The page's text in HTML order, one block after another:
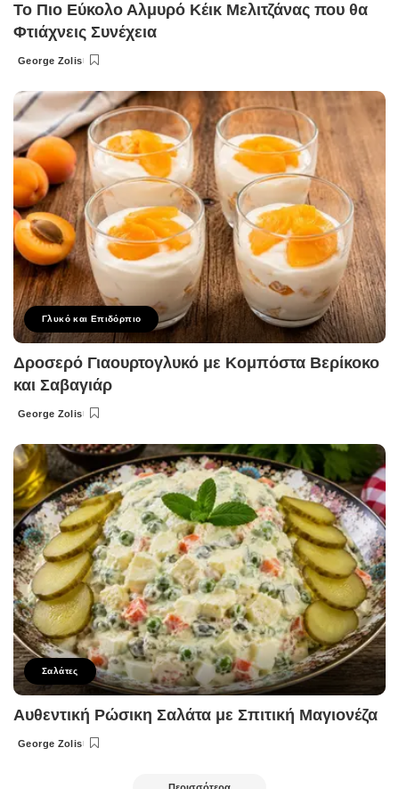
Το Πιο Εύκολο Αλμυρό Κέικ Μελιτζάνας που θα
Φτιάχνεις Συνέχεια
Posted
George Zolis
Γλυκό και Επιδόρπιο
Δροσερό Γιαουρτογλυκό με Κομπόστα Βερίκοκο
και Σαβαγιάρ
Posted
George Zolis
Σαλάτες
Αυθεντική Ρώσικη Σαλάτα με Σπιτική Μαγιονέζα
Posted
George Zolis